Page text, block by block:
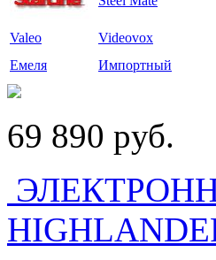
Valeo Videovox
Емеля
Импортный
69 890 pуб.